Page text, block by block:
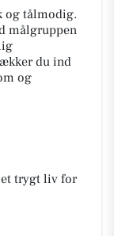
og tålmodig.
målgruppen
du ind
og
trygt liv for